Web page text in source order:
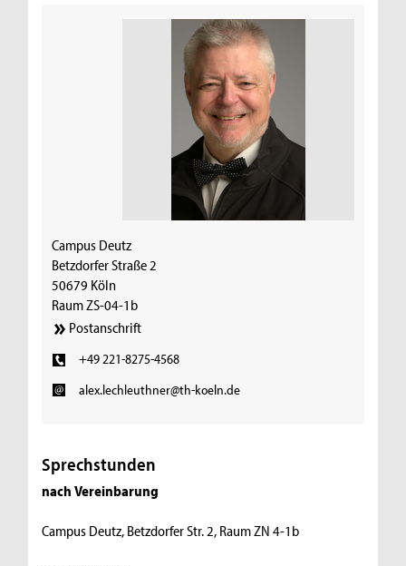
Campus Deutz
Betzdorfer Straße 2
50679 Köln
Raum ZS-04-1b
Postanschrift
+49 221-8275-4568
alex.lechleuthner@th-koeln.de
Sprechstunden
nach Vereinbarung
Campus Deutz, Betzdorfer Str. 2, Raum ZN 4-1b